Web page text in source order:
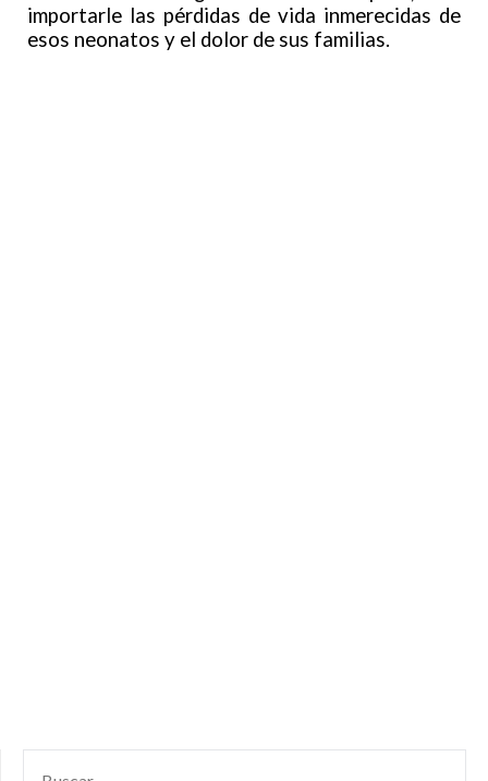
importarle las pérdidas de vida inmerecidas de
esos neonatos y el dolor de sus familias.